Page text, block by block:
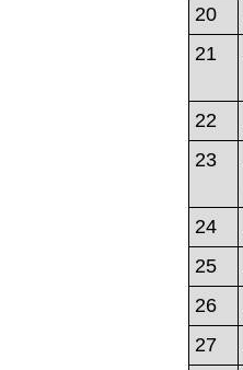
20
21
22
23
24
25
26
27